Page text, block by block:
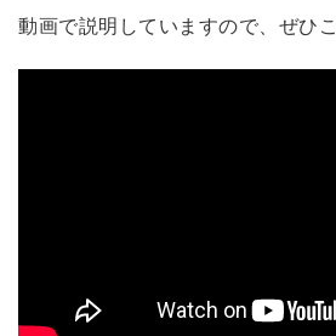
動画で説明していますので、ぜひ